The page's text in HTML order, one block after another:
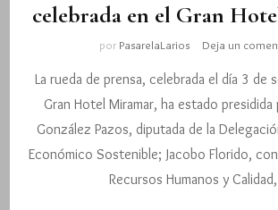
celebrada en el Gran
por PasarelaLarios Deja un
La rueda de prensa, celebrada el día 3 de
Gran Hotel Miramar, ha estado presidida
González Pazos, diputada de la
Económico Sostenible; Jacobo Florido,
Recursos Humanos y